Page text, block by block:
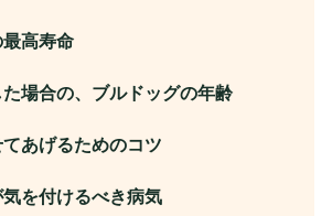
高寿命
た場合の、ブルドッグの年齢
あげるためのコツ
を付けるべき病気